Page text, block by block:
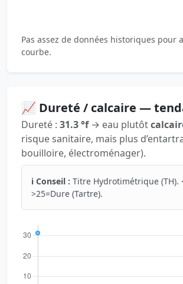
Pas assez de données historiques pour
courbe.
📈 Dureté / calcaire —
Dureté : 31.3 °f→ eau plutôt
risque sanitaire, mais plus
bouilloire, électroménager).
ℹ️ Conseil : Titre Hydrotimétrique (TH).
>25=Dure (Tartre).